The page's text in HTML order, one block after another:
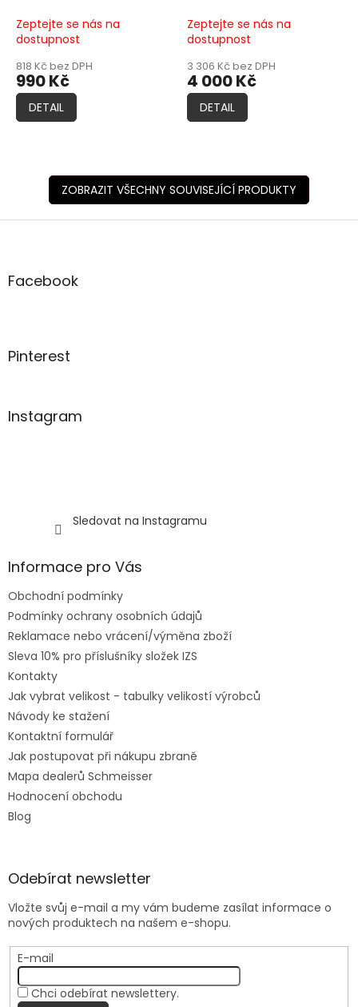
Zeptejte se nás na
dostupnost
818 Kč bez DPH
990 Kč
DETAIL
Zeptejte se nás na
dostupnost
3 306 Kč bez DPH
4 000 Kč
DETAIL
ZOBRAZIT VŠECHNY SOUVISEJÍCÍ PRODUKTY
Z
aFacebook
Pinterest
Instagram
Sledovat na Instagramu
Informace pro Vás
Obchodní podmínky
Podmínky ochrany osobních údajů
Reklamace nebo vrácení/výměna zboží
Sleva 10% pro příslušníky složek IZS
Kontakty
Jak vybrat velikost - tabulky velikostí výrobců
Návody ke stažení
Kontaktní formulář
Jak postupovat při nákupu zbraně
Mapa dealerů Schmeisser
Hodnocení obchodu
Blog
Odebírat newsletter
Vložte svůj e-mail a my vám budeme zasílat informace o
nových produktech na našem e-shopu.
E-mail
Chci odebírat newslettery.